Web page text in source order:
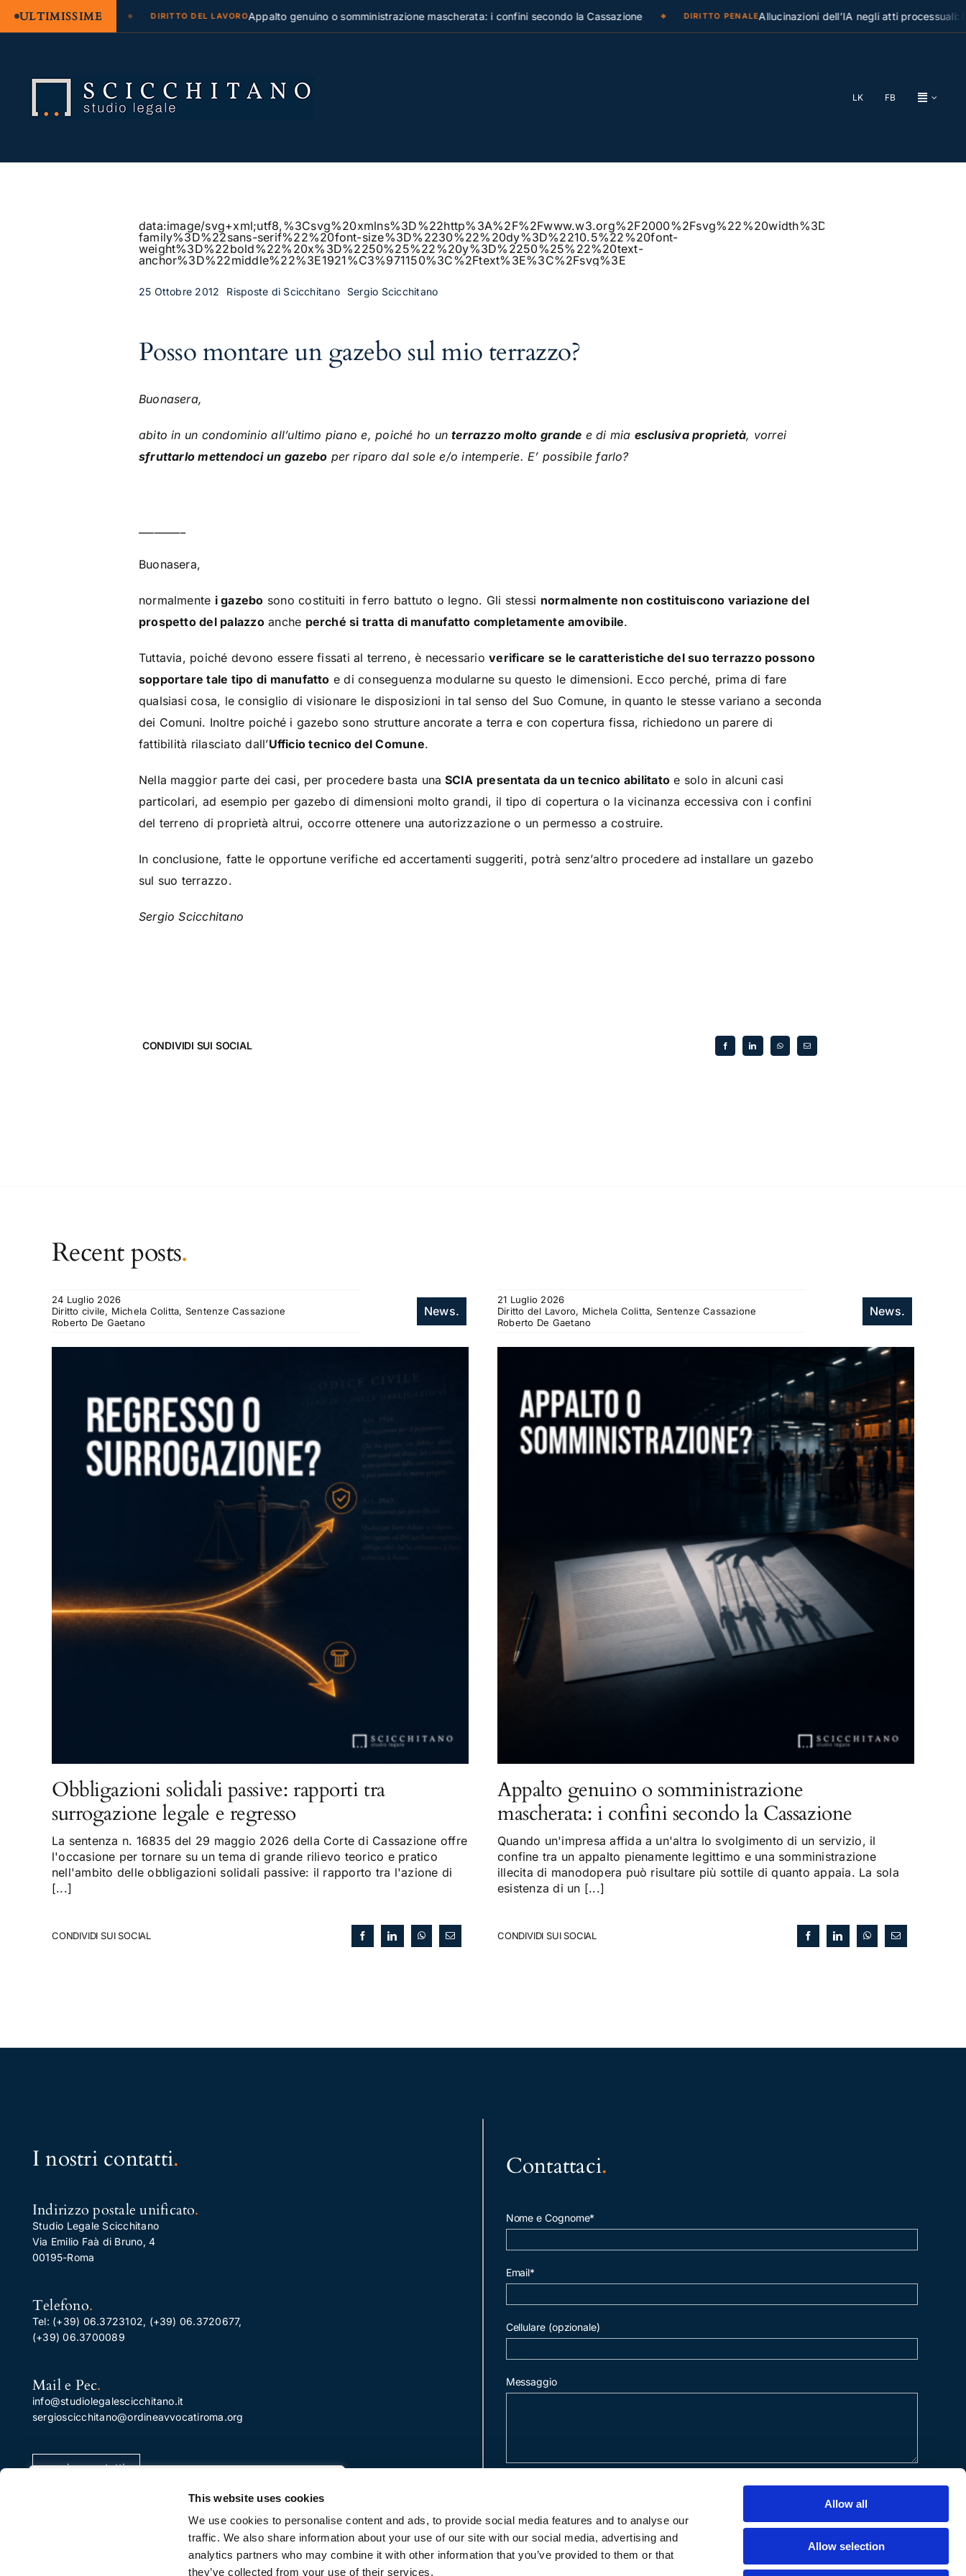
This website uses cookies
We use cookies to personalise content and ads, to provide social media features and to analyse our
traffic. We also share information about your use of our site with our social media, advertising and
analytics partners who may combine it with other information that you’ve provided to them or that
they’ve collected from your use of their services.
Allow all
Allow selection
Utilizziamo i cookie per migliorare la tua esperienza di
navigazione, pubblicare annunci o contenuti
personalizzati e analizzare il nostro traffico. Facendo clic
su "Accetta tutto", acconsenti al nostro utilizzo dei
ULTIMISSIME
e regresso DIRITTO DEL LAVOROAppalto genuino o somministrazione mascherata: i confini secondo la Cassazione DIRITTO PENALEAllucinazioni dell’IA negli atti processuali: la
LK FB
data:image/
family%3D%22sans-serif%22%20font-size%3D%2230%22%20dy%3D%2210.5%22%20font-
weight%3D%22bold%22%20x%3D%2250%25%22%20y%3D%2250%25%22%20text-
anchor%3D%22middle%22%3E1921%C3%971150%3C%2Ftext%3E%3C%2Fsvg%3E
25 Ottobre 2012 Risposte di Scicchitano Sergio Scicchitano
Posso montare un gazebo sul mio terrazzo?
Buonasera,
abito in un condominio all’ultimo piano e, poiché ho unterrazzo molto grande e di mia esclusiva proprietà, vorrei
sfruttarlo mettendoci un gazebo per riparo dal sole e/o intemperie.E’ possibile farlo?
Buonasera,
normalmente i gazebo sono costituiti in ferro battuto o legno. Gli stessi normalmente non costituiscono variazione del
prospetto del palazzoanche perché si tratta di manufatto completamente amovibile.
Tuttavia, poiché devono essere fissati al terreno, è necessarioverificare se le caratteristiche del suo terrazzo possono
sopportare tale tipo di manufatto e di conseguenza modularne su questo le dimensioni. Ecco perché, prima di fare
qualsiasi cosa, le consiglio di visionare le disposizioni in tal senso del Suo Comune, in quanto le stesse variano a seconda
dei Comuni. Inoltre poiché i gazebo sono strutture ancorate a terra e con copertura fissa, richiedono un parere di
fattibilità rilasciato dall’Ufficio tecnico del Comune.
Nella maggior parte dei casi, per procedere basta una SCIA presentata da un tecnico abilitato e solo in alcuni casi
particolari, ad esempio per gazebo di dimensioni molto grandi, il tipo di copertura o la vicinanza eccessiva con i confini
del terreno di proprietà altrui, occorre ottenere una autorizzazione o un permesso a costruire.
In conclusione, fatte le opportune verifiche ed accertamenti suggeriti, potrà senz’altro procedere ad installare un gazebo
sul suo terrazzo.
Sergio Scicchitano
CONDIVIDI SUI SOCIAL
Recent posts.
24 Luglio 2026
Diritto civile, Michela Colitta, Sentenze Cassazione
Roberto De Gaetano
News.
Obbligazioni solidali passive: rapporti tra
surrogazione legale e regresso
La sentenza n. 16835 del 29 maggio 2026 della Corte di Cassazione offre
l'occasione per tornare su un tema di grande rilievo teorico e pratico
nell'ambito delle obbligazioni solidali passive: il rapporto tra l'azione di
[...]
CONDIVIDI SUI SOCIAL
21 Luglio 2026
Diritto del Lavoro, Michela Colitta, Sentenze Cassazione
Roberto De Gaetano
News.
Appalto genuino o somministrazione
mascherata: i confini secondo la Cassazione
Quando un'impresa affida a un'altra lo svolgimento di un servizio, il
confine tra un appalto pienamente legittimo e una somministrazione
illecita di manodopera può risultare più sottile di quanto appaia. La sola
esistenza di un [...]
CONDIVIDI SUI SOCIAL
I nostri contatti.
Indirizzo postale unificato.
Studio Legale Scicchitano
Via Emilio Faà di Bruno, 4
00195-Roma
Telefono.
Tel: (+39) 06.3723102, (+39) 06.3720677,
(+39) 06.3700089
Mail e Pec.
info@studiolegalescicchitano.it
sergioscicchitano@ordineavvocatiroma.org
pagina contatti
Contattaci.
Nome e Cognome*
Email*
Cellulare (opzionale)
Messaggio